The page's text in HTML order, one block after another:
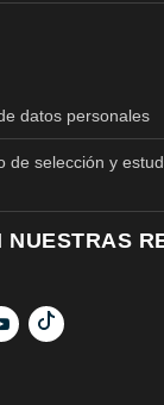
datos personales
de selección y
NUESTRAS